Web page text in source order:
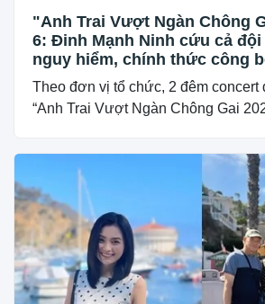
"Anh Trai Vượt Ngàn Chông
6: Đinh Mạnh Ninh cứu cả
nguy hiểm, chính thức công
Theo đơn vị tổ chức, 2 đêm concert
“Anh Trai Vượt Ngàn Chông Gai